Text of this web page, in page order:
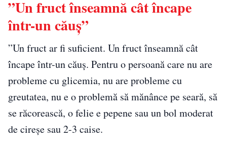
”Un fruct înseamnă cât încape
într-un căuș”
”Un fruct ar fi suficient. Un fruct înseamnă cât
încape într-un căuș. Pentru o persoană care nu are
probleme cu glicemia, nu are probleme cu
greutatea, nu e o problemă să mănânce pe seară, să
se răcorească, o felie e pepene sau un bol moderat
de cireșe sau 2-3 caise.